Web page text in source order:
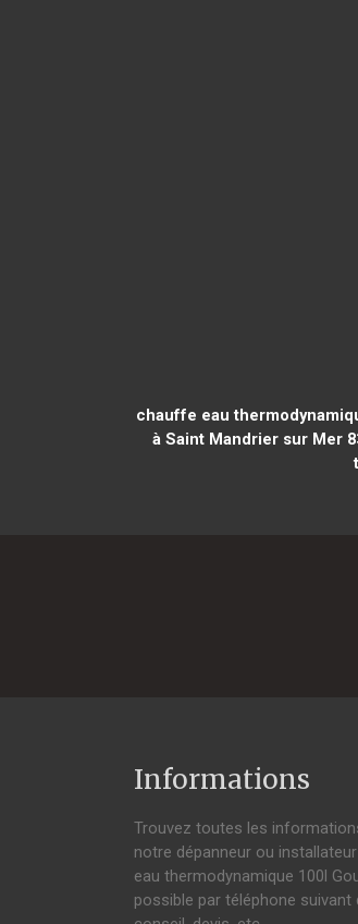
chauffe eau
à Saint Mandrier sur Mer
Informations
Trouvez toutes les
notre dépanneur ou
eau thermodynamique 100l
possible par téléphone suivant